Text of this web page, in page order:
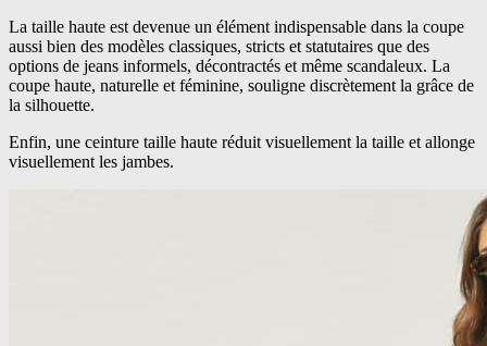
La taille haute est devenue un élément indispensable dans la coupe
aussi bien des modèles classiques, stricts et statutaires que des
options de jeans informels, décontractés et même scandaleux. La
coupe haute, naturelle et féminine, souligne discrètement la grâce de
la silhouette.
Enfin, une ceinture taille haute réduit visuellement la taille et allonge
visuellement les jambes.